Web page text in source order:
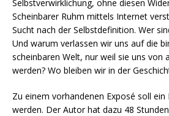
Selbstverwirklichung, ohne diesen
Scheinbarer Ruhm mittels Internet
Sucht nach der Selbstdefinition. Wer
Und warum verlassen wir uns auf die
scheinbaren Welt, nur weil sie uns von
werden? Wo bleiben wir in der
Zu einem vorhandenen Exposé soll
werden. Der Autor hat dazu 48